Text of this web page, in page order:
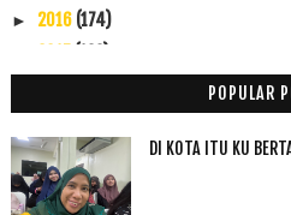
► 2016 (174)
▼Disember(60)
10 CPUV 29 Disember 2015
Melabur Saham Akhirat
Nama 25 para rasul dalam 3
POPULAR
DI KOTA ITU KU